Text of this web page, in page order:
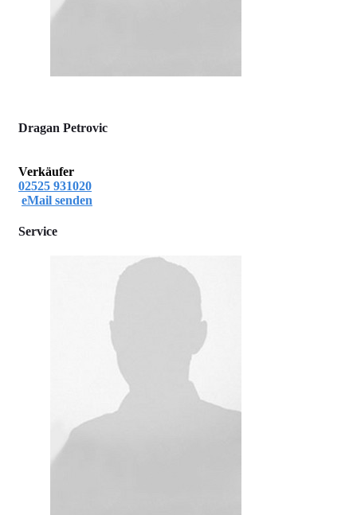
Dragan Petrovic
Verkäufer
02525 931020
eMail senden
Service